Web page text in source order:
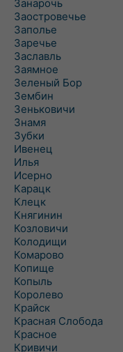
Занарочь
Заостровечье
Заполье
Заречье
Заславль
Заямное
Зеленый Бор
Зембин
Зеньковичи
Знамя
Зубки
Ивенец
Илья
Исерно
Карацк
Клецк
Княгинин
Козловичи
Колодищи
Комарово
Копище
Копыль
Королево
Крайск
Красная Слобода
Красное
Кривичи